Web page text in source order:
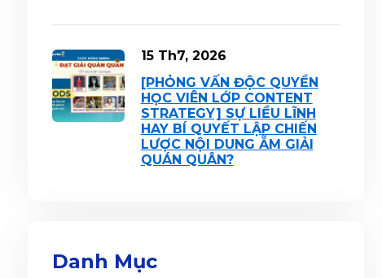
15 Th7, 2026
[PHỎNG VẤN ĐỘC QUYỀN
HỌC VIÊN LỚP CONTENT
STRATEGY] SỰ LIỀU LĨNH
HAY BÍ QUYẾT LẬP CHIẾN
LƯỢC NỘI DUNG ẴM GIẢI
QUÁN QUÂN?
Danh Mục